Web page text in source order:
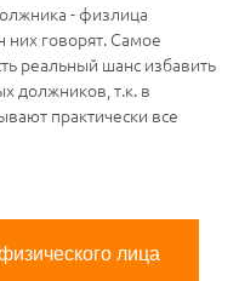
- физлица
них говорят. Самое
реальный шанс избавить
должников, т.к. в
практически все
лица